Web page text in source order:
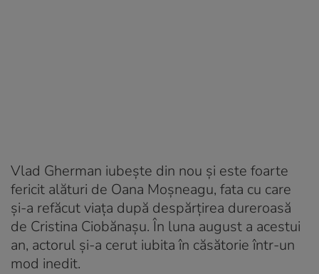
Vlad Gherman iubește din nou și este foarte
fericit alături de Oana Moșneagu, fata cu care
și-a refăcut viața după despărțirea dureroasă
de Cristina Ciobănașu. În luna august a acestui
an, actorul și-a cerut iubita în căsătorie într-un
mod inedit.